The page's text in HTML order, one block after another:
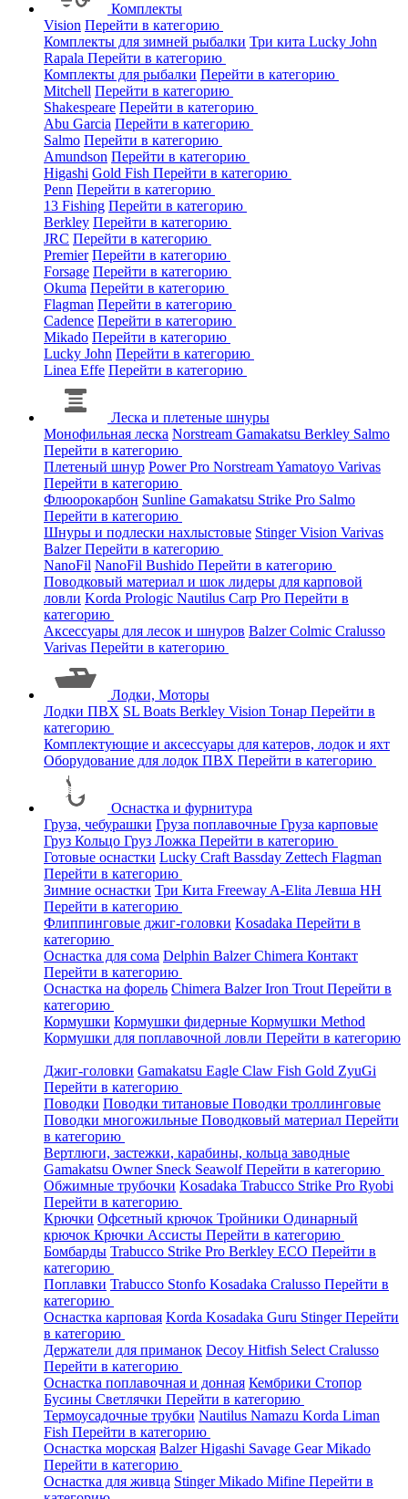
Комплекты
Vision Перейти в категорию
Комплекты для зимней рыбалки Три кита Lucky John
Rapala Перейти в категорию
Комплекты для рыбалки Перейти в категорию
Mitchell Перейти в категорию
Shakespeare Перейти в категорию
Abu Garcia Перейти в категорию
Salmo Перейти в категорию
Amundson Перейти в категорию
Higashi Gold Fish Перейти в категорию
Penn Перейти в категорию
13 Fishing Перейти в категорию
Berkley Перейти в категорию
JRC Перейти в категорию
Premier Перейти в категорию
Forsage Перейти в категорию
Okuma Перейти в категорию
Flagman Перейти в категорию
Cadence Перейти в категорию
Mikado Перейти в категорию
Lucky John Перейти в категорию
Linea Effe Перейти в категорию
Леска и плетеные шнуры
Монофильная леска Norstream Gamakatsu Berkley Salmo
Перейти в категорию
Плетеный шнур Power Pro NorstreamYamatoyo Varivas
Перейти в категорию
Флюорокарбон Sunline Gamakatsu Strike Pro Salmo
Перейти в категорию
Шнуры и подлески нахлыстовые StingerVision Varivas
BalzerПерейти в категорию
NanoFil NanoFil Bushido Перейти в категорию
Поводковый материал и шок лидеры для карповой
ловли Korda Prologic Nautilus Carp Pro Перейти в
категорию
Аксессуары для лесок и шнуров BalzerColmic Cralusso
Varivas Перейти в категорию
Лодки, Моторы
Лодки ПВХ SL Boats Berkley Vision Тонар Перейти в
категорию
Комплектующие и аксессуары для катеров, лодок и яхт
Оборудование для лодок ПВХ Перейти в категорию
Оснастка и фурнитура
Груза, чебурашки Груза поплавочные Груза карповые
Груз Кольцо Груз Ложка Перейти в категорию
Готовые оснастки Lucky Craft Bassday Zettech Flagman
Перейти в категорию
Зимние оснастки Три Кита Freeway A-Elita Левша НН
Перейти в категорию
Флиппинговые джиг-головки Kosadaka Перейти в
категорию
Оснастка для сома Delphin BalzerChimera Контакт
Перейти в категорию
Оснастка на форель Chimera BalzerIron Trout Перейти в
категорию
Кормушки Кормушки фидерные Кормушки Method
Кормушки для поплавочной ловли Перейти в категорию
Джиг-головки Gamakatsu Eagle Claw Fish Gold ZyuGi
Перейти в категорию
Поводки Поводки титановые Поводки троллинговые
Поводки многожильные Поводковый материал Перейти
в категорию
Вертлюги, застежки, карабины, кольца заводные
Gamakatsu Owner Sneck SeawolfПерейти в категорию
Обжимные трубочки Kosadaka Trabucco Strike Pro Ryobi
Перейти в категорию
Крючки Офсетный крючок Тройники Одинарный
крючок Крючки Ассисты Перейти в категорию
Бомбарды Trabucco Strike Pro Berkley ECO Перейти в
категорию
Поплавки Trabucco Stonfo Kosadaka Cralusso Перейти в
категорию
Оснастка карповая Korda Kosadaka Guru StingerПерейти
в категорию
Держатели для приманок Decoy Hitfish Select Cralusso
Перейти в категорию
Оснастка поплавочная и донная Кембрики Стопор
Бусины Светлячки Перейти в категорию
Термоусадочные трубки Nautilus Namazu Korda Liman
Fish Перейти в категорию
Оснастка морская BalzerHigashi Savage GearMikado
Перейти в категорию
Оснастка для живца StingerMikado Mifine Перейти в